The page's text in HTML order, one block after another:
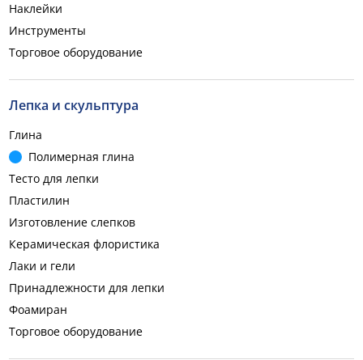
Наклейки
Инструменты
Торговое оборудование
Лепка и скульптура
Глина
Полимерная глина
Тесто для лепки
Пластилин
Изготовление слепков
Керамическая флористика
Лаки и гели
Принадлежности для лепки
Фоамиран
Торговое оборудование